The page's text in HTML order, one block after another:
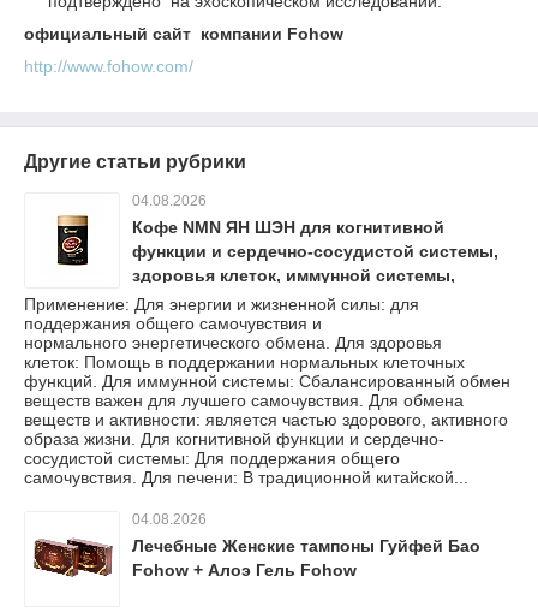
официальный сайт компании Fohow
http://www.fohow.com/
Другие статьи рубрики
04.08.2026
Кофе NMN ЯН ШЭН для когнитивной
функции и сердечно-сосудистой системы,
здоровья клеток, иммунной системы,
энергии и жизненной силы, печени, обмена
веществ и активности
Применение: Для энергии и жизненной силы: для
поддержания общего самочувствия и
нормального энергетического обмена. Для здоровья
клеток: Помощь в поддержании нормальных клеточных
функций. Для иммунной системы: Сбалансированный обмен
веществ важен для лучшего самочувствия. Для обмена
веществ и активности: является частью здорового, активного
образа жизни. Для когнитивной функции и сердечно-
сосудистой системы: Для поддержания общего
самочувствия. Для печени: В традиционной китайской...
04.08.2026
Лечебные Женские тампоны Гуйфей Бао
Fohow + Алоэ Гель Fohow